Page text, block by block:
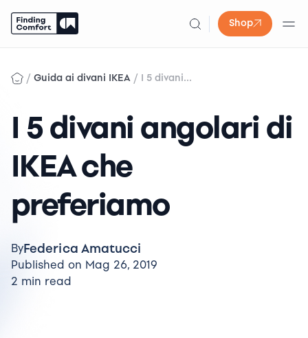
Shop
content
/ Guida ai divani IKEA / I 5 divani...
I 5 divani angolari di
IKEA che
preferiamo
ByFederica Amatucci
Published on Mag 26, 2019
2 min read